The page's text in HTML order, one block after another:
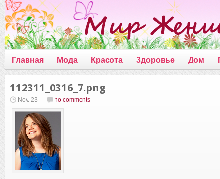
Главная Мода Красота Здоровье Дом
112311_0316_7.png
Nov. 23 no comments